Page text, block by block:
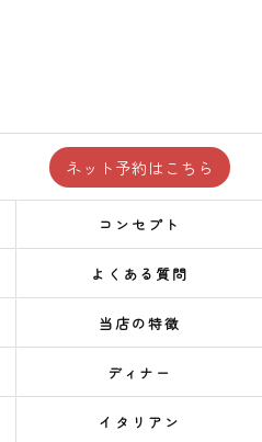
ネット予約はこちら
コンセプト
よくある質問
当店の特徴
ディナー
イタリアン